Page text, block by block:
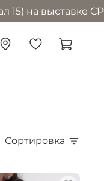
CPM в
Сортировка